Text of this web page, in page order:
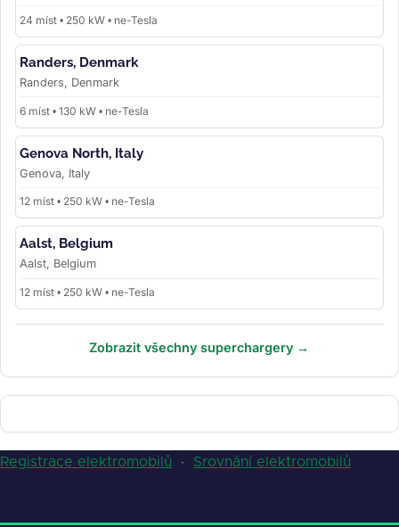
24 míst • 250 kW • ne-Tesla
Randers, Denmark
Randers, Denmark
6 míst • 130 kW • ne-Tesla
Genova North, Italy
Genova, Italy
12 míst • 250 kW • ne-Tesla
Aalst, Belgium
Aalst, Belgium
12 míst • 250 kW • ne-Tesla
Zobrazit všechny superchargery →
Registrace elektromobilů · Srovnání elektromobilů